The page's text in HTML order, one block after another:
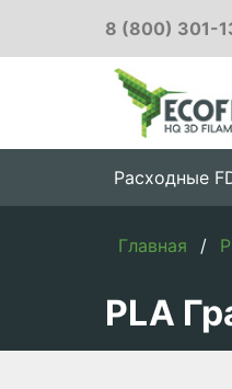
8 (800) 301-
Расходные
Главная
PLA